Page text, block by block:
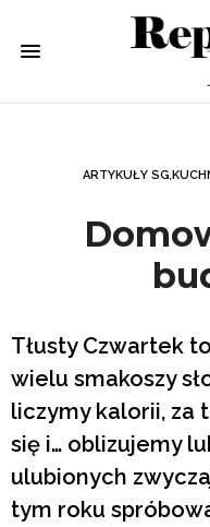
ARTYKUŁY SG,
Tłusty Czwartek
wielu smakoszy
liczymy kalorii, za
się i… oblizujemy
ulubionych
tym roku